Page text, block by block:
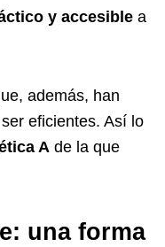
y accesible a
además, han
eficientes. Así lo
A de la que
una forma